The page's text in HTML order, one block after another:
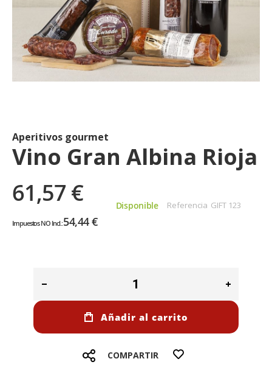
de
la
galería
imágenes
Aperitivos gourmet
Vino Gran Albina Rioja
61,57 €
54,44 €
Disponible Referencia GIFT 123
Añadir al carrito
COMPARTIR